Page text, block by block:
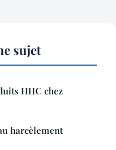
sujet
HHC chez
harcèlement